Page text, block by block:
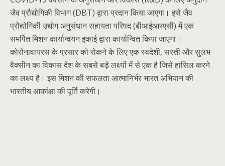
जैव प्रौद्योगिकी विभाग (DBT) द्वारा प्रदान किया जाएगा। इसे जैव
प्रौद्योगिकी उद्योग अनुसंधान सहायता परिषद (बीआईआरएसी) में एक
समर्पित मिशन कार्यान्वयन इकाई द्वारा कार्यान्वित किया जाएगा।
कोरोनावायरस के प्रसार को रोकने के लिए एक स्वदेशी, सस्ती और सुलभ
वैक्सीन का विकास देश के सबसे बड़े लक्ष्यों में से एक है जिसे हासिल करने
का लक्ष्य है। इस मिशन की सफलता आत्मानिर्भर भारत अभियान की
भारतीय आकांक्षा की पूर्ति करेगी।